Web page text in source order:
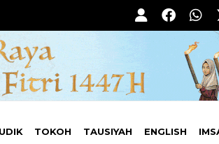
TOKOH TAUSIYAH ENGLISH